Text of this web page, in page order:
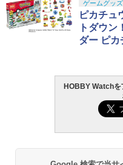
ゲームグッズ
ピカチュ
トダウ
ダー ピ
HOBBY Watchを